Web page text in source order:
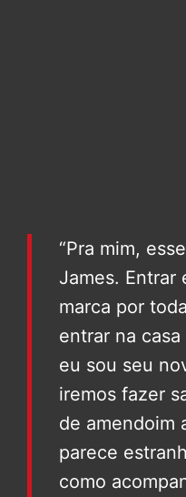
“Pra mim,
James. Entrar
marca por
entrar na casa
eu sou seu
iremos fazer
de amendoim
parece
como